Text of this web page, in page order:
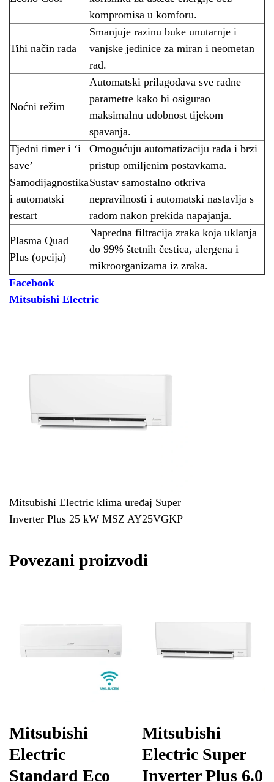
kompromisa u komforu.
Tihi način rada
Smanjuje razinu buke unutarnje i
vanjske jedinice za miran i neometan
rad.
Noćni režim
Automatski prilagođava sve radne
parametre kako bi osigurao
maksimalnu udobnost tijekom
spavanja.
Tjedni timer i ‘i
save’
Omogućuju automatizaciju rada i brzi
pristup omiljenim postavkama.
Samodijagnostika
i automatski
restart
Sustav samostalno otkriva
nepravilnosti i automatski nastavlja s
radom nakon prekida napajanja.
Plasma Quad
Plus (opcija)
Napredna filtracija zraka koja uklanja
do 99% štetnih čestica, alergena i
mikroorganizama iz zraka.
Facebook
Mitsubishi Electric
Mitsubishi Electric klima uređaj Super
Inverter Plus 25 kW MSZ AY25VGKP
Povezani proizvodi
Mitsubishi
Electric
Standard Eco
Mitsubishi
Electric Super
Inverter Plus 6.0